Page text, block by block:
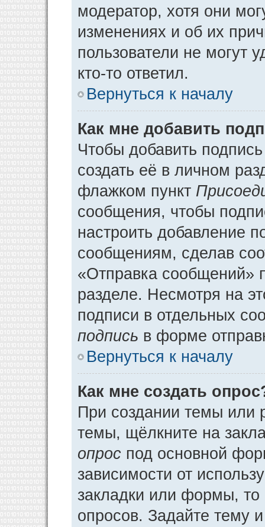
модератор, хотя они
изменениях и об их
пользователи не могут
кто-то ответил.
Вернуться к началу
Как мне добавить
Чтобы добавить
создать её в личном
флажком пункт
сообщения, чтобы
настроить добавление
сообщениям, сделав
«Отправка сообщений»
разделе. Несмотря на
подписи в отдельных
подпись в форме
Вернуться к началу
Как мне создать
При создании темы или
темы, щёлкните на
опрос под основной
зависимости от
закладки или формы, то
опросов. Задайте тему